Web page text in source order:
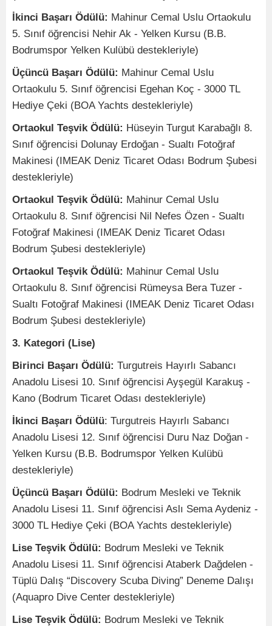
İkinci Başarı Ödülü: Mahinur Cemal Uslu Ortaokulu
5. Sınıf öğrencisi Nehir Ak - Yelken Kursu (B.B.
Bodrumspor Yelken Kulübü destekleriyle)
Üçüncü Başarı Ödülü: Mahinur Cemal Uslu
Ortaokulu 5. Sınıf öğrencisi Egehan Koç - 3000 TL
Hediye Çeki (BOA Yachts destekleriyle)
Ortaokul Teşvik Ödülü: Hüseyin Turgut Karabağlı 8.
Sınıf öğrencisi Dolunay Erdoğan - Sualtı Fotoğraf
Makinesi (IMEAK Deniz Ticaret Odası Bodrum Şubesi
destekleriyle)
Ortaokul Teşvik Ödülü: Mahinur Cemal Uslu
Ortaokulu 8. Sınıf öğrencisi Nil Nefes Özen - Sualtı
Fotoğraf Makinesi (IMEAK Deniz Ticaret Odası
Bodrum Şubesi destekleriyle)
Ortaokul Teşvik Ödülü: Mahinur Cemal Uslu
Ortaokulu 8. Sınıf öğrencisi Rümeysa Bera Tuzer -
Sualtı Fotoğraf Makinesi (IMEAK Deniz Ticaret Odası
Bodrum Şubesi destekleriyle)
3. Kategori (Lise)
Birinci Başarı Ödülü: Turgutreis Hayırlı Sabancı
Anadolu Lisesi 10. Sınıf öğrencisi Ayşegül Karakuş -
Kano (Bodrum Ticaret Odası destekleriyle)
İkinci Başarı Ödülü: Turgutreis Hayırlı Sabancı
Anadolu Lisesi 12. Sınıf öğrencisi Duru Naz Doğan -
Yelken Kursu (B.B. Bodrumspor Yelken Kulübü
destekleriyle)
Üçüncü Başarı Ödülü: Bodrum Mesleki ve Teknik
Anadolu Lisesi 11. Sınıf öğrencisi Aslı Sema Aydeniz -
3000 TL Hediye Çeki (BOA Yachts destekleriyle)
Lise Teşvik Ödülü: Bodrum Mesleki ve Teknik
Anadolu Lisesi 11. Sınıf öğrencisi Ataberk Dağdelen -
Tüplü Dalış “Discovery Scuba Diving” Deneme Dalışı
(Aquapro Dive Center destekleriyle)
Lise Teşvik Ödülü: Bodrum Mesleki ve Teknik